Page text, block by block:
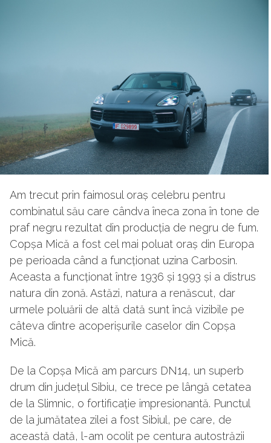
Am trecut prin faimosul oraș celebru pentru
combinatul său care cândva îneca zona în tone de
praf negru rezultat din producția de negru de fum.
Copșa Mică a fost cel mai poluat oraș din Europa
pe perioada când a funcționat uzina Carbosin.
Aceasta a funcționat între 1936 și 1993 și a distrus
natura din zonă. Astăzi, natura a renăscut, dar
urmele poluării de altă dată sunt încă vizibile pe
câteva dintre acoperișurile caselor din Copșa
Mică.
De la Copșa Mică am parcurs DN14, un superb
drum din județul Sibiu, ce trece pe lângă cetatea
de la Slimnic, o fortificație impresionantă. Punctul
de la jumătatea zilei a fost Sibiul, pe care, de
această dată, l-am ocolit pe centura autostrăzii